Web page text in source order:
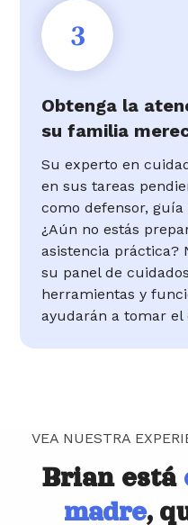
3
Obtenga la
su familia
Su experto en
en sus tareas
como defensor,
¿Aún no estás
asistencia práctica?
su panel de
herramientas y
ayudarán a tomar
VEA NUESTRA
Brian está
madre,